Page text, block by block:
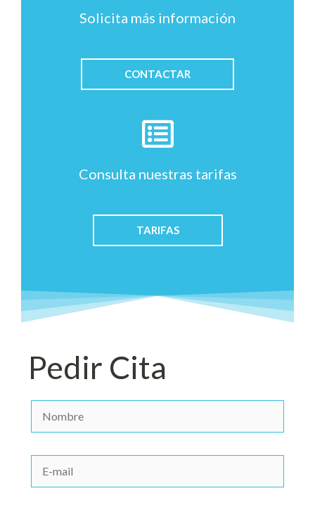
Solicita más información
CONTACTAR
Consulta nuestras tarifas
TARIFAS
Pedir Cita